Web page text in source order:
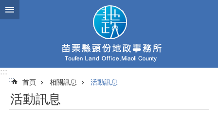
跳到主要內容區塊
:::
:::
首頁 相關訊息 活動訊息
活動訊息